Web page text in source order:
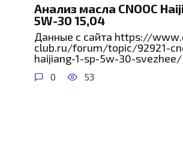
Анализ масла CNOOC
5W-30 15,04
Данные с сайта https://
club.ru/forum/topic/92921-
haijiang-1-sp-5w-30-svezhee/
0 53